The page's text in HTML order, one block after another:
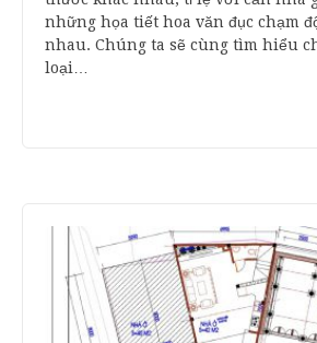
những họa tiết hoa văn đục chạm
nhau. Chúng ta sẽ cùng tìm hiểu
loại…